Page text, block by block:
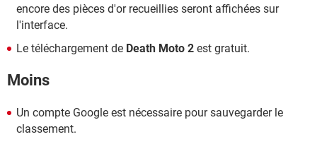
encore des pièces d'or recueillies seront affichées sur
l'interface.
Le téléchargement de Death Moto 2 est gratuit.
Moins
Un compte Google est nécessaire pour sauvegarder le
classement.